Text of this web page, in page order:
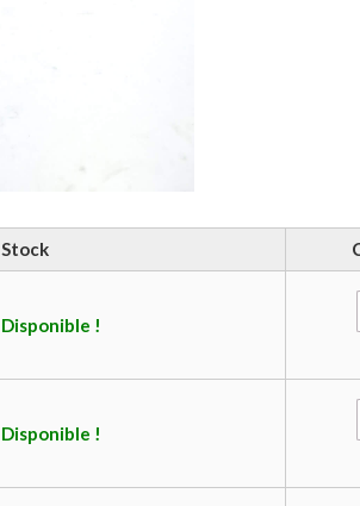
Stock
Disponible !
Disponible !